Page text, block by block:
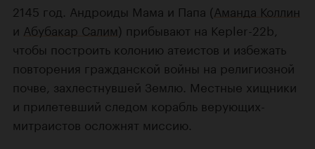
2145 год. Андроиды Мама и Папа (Аманда Коллин
и Абубакар Салим) прибывают на Kepler-22b,
чтобы построить колонию атеистов и избежать
повторения гражданской войны на религиозной
почве, захлестнувшей Землю. Местные хищники
и прилетевший следом корабль верующих-
митраистов осложнят миссию.